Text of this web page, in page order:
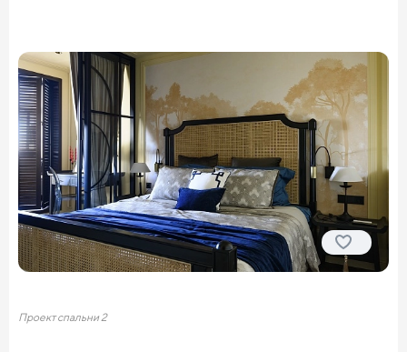
Проект спальни 2